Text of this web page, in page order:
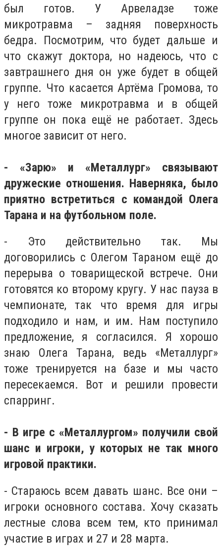
был готов. У Арвеладзе тоже
микротравма – задняя поверхность
бедра. Посмотрим, что будет дальше и
что скажут доктора, но надеюсь, что с
завтрашнего дня он уже будет в общей
группе. Что касается Артёма Громова, то
у него тоже микротравма и в общей
группе он пока ещё не работает. Здесь
многое зависит от него.
- «Зарю» и «Металлург» связывают
дружеские отношения. Наверняка, было
приятно встретиться с командой Олега
Тарана и на футбольном поле.
- Это действительно так. Мы
договорились с Олегом Тараном ещё до
перерыва о товарищеской встрече. Они
готовятся ко второму кругу. У нас пауза в
чемпионате, так что время для игры
подходило и нам, и им. Нам поступило
предложение, я согласился. Я хорошо
знаю Олега Тарана, ведь «Металлург»
тоже тренируется на базе и мы часто
пересекаемся. Вот и решили провести
спарринг.
- В игре с «Металлургом» получили свой
шанс и игроки, у которых не так много
игровой практики.
- Стараюсь всем давать шанс. Все они –
игроки основного состава. Хочу сказать
лестные слова всем тем, кто принимал
участие в играх и 27 и 28 марта.